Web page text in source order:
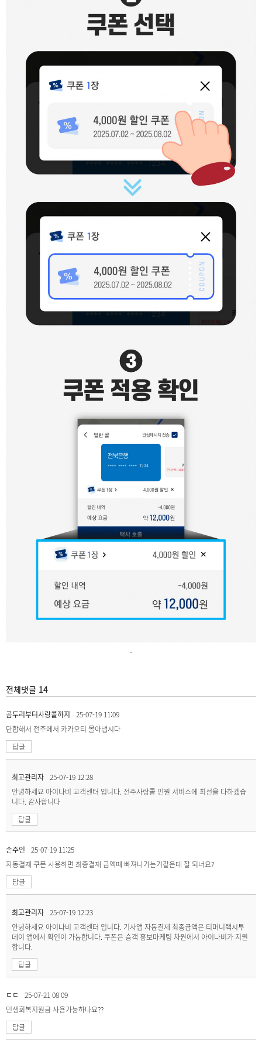
.
전체댓글 14
곰두리부터사랑콜까지
25-07-19 11:09
단합해서 전주에서 카카오티 몰아냅시다
답글
최고관리자 25-07-19 12:28
안녕하세요 아이나비 고객센터 입니다. 전주사랑콜 민원 서비스에 최선을 다하겠습
니다. 감사합니다
답글
손주인
25-07-19 11:25
자동결재 쿠폰 사용하면 최종결재 금액때 빠져나가는거같은데 잘 되너요?
답글
최고관리자 25-07-19 12:23
안녕하세요 아이나비 고객센터 입니다. 기사앱 자동결제 최종금액은 티머니택시투
데이 앱에서 확인이 가능합니다. 쿠폰은 승객 홍보마케팅 차원에서 아이나비가 지원
합니다.
답글
ㄷㄷ
25-07-21 08:09
민생회복지원금 사용가능하나요??
답글